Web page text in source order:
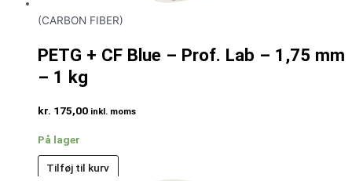
(CARBON FIBER)
PETG + CF Blue – Prof. Lab – 1,75 mm
– 1 kg
kr. 175,00 inkl. moms
På lager
Tilføj til kurv